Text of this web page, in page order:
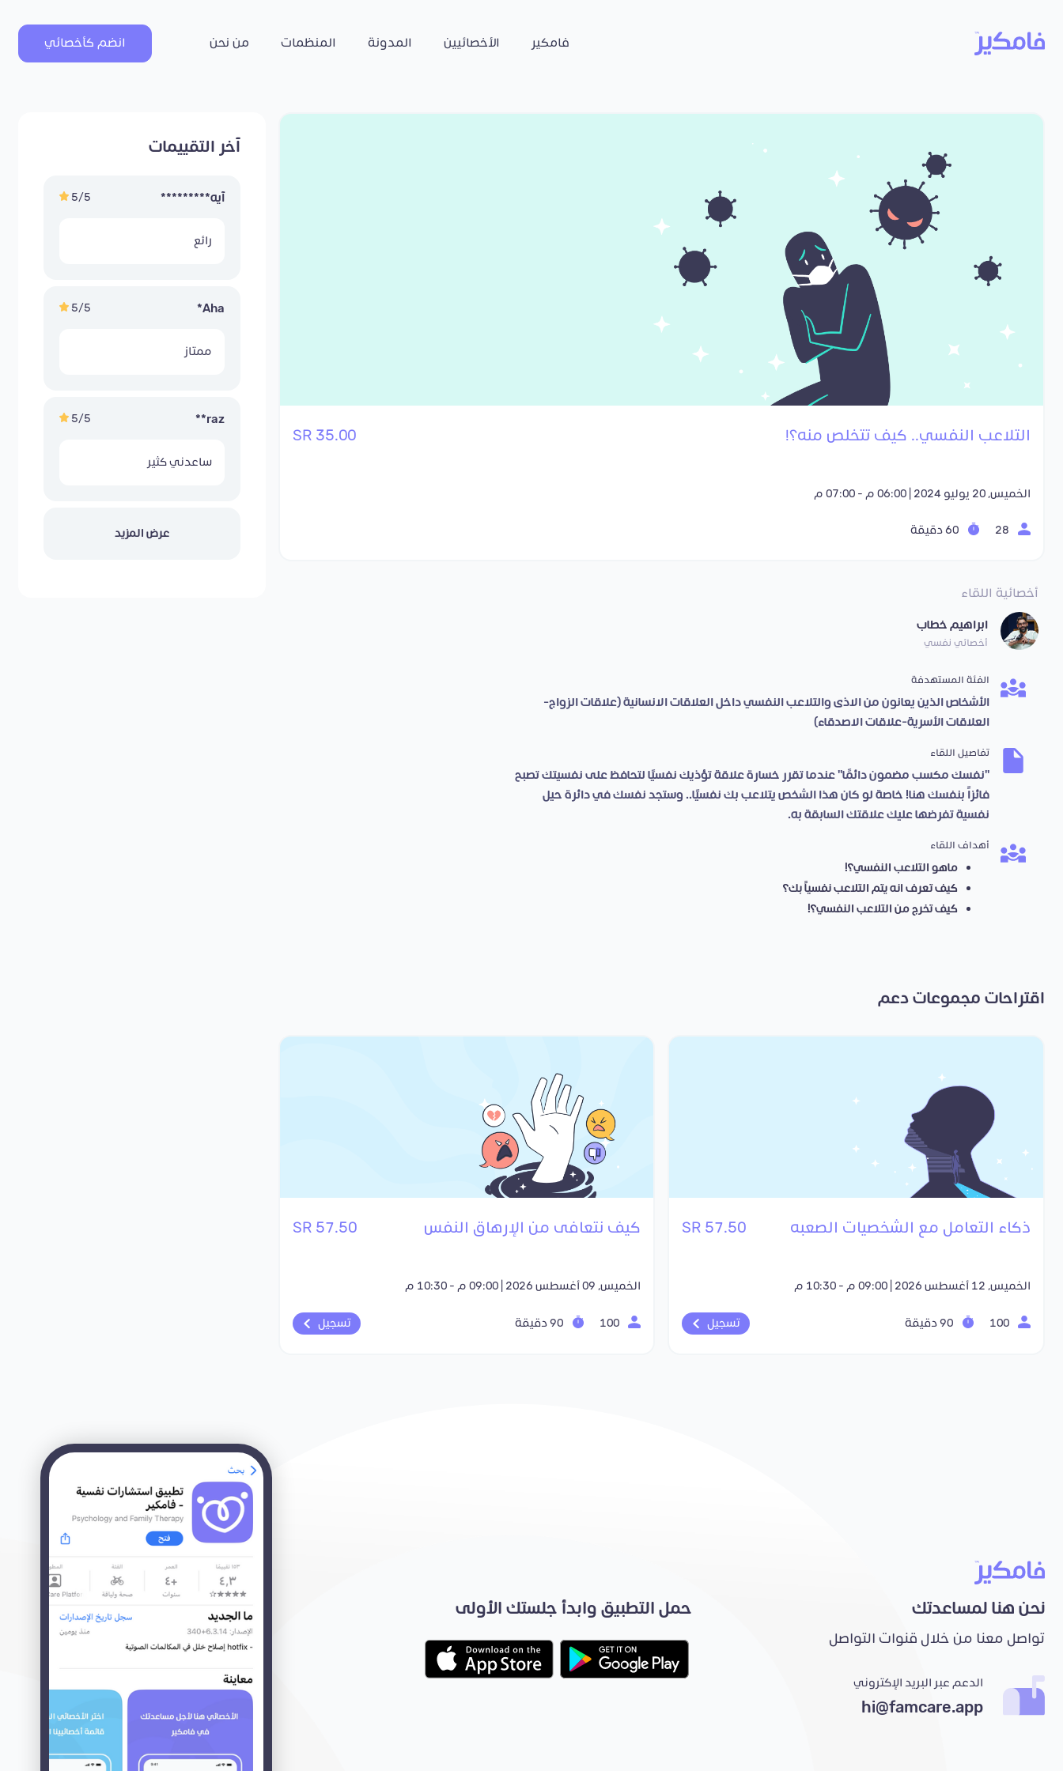
فامكير الأخصائيين المدونة المنظمات من نحن انضم كأخصائي
التلاعب النفسي.. كيف تتخلص منه؟! 35.00 SR
الخميس, 20 يوليو 2024 | 06:00 م - 07:00 م
أخصائية اللقاء
ابراهيم خطاب
أخصائي نفسي
الفئة المستهدفة
الأشخاص الذين يعانون من الاذى والتلاعب النفسي داخل العلاقات الانسانية (علاقات الزواج-
العلاقات الأسرية-علاقات الاصدقاء)
تفاصيل اللقاء
''نفسك مكسب مضمون دائمًا'' عندما تقرر خسارة علاقة تؤذيك نفسيًا لتحافظ على نفسيتك تصبح
فائزاً بنفسك هنا! خاصة لو كان هذا الشخص يتلاعب بك نفسيًا.. وستجد نفسك في دائرة حيل
نفسية تفرضها عليك علاقتك السابقة به.
أهداف اللقاء
ماهو التلاعب النفسي؟!
كيف تعرف انه يتم التلاعب نفسياً بك؟
كيف تخرج من التلاعب النفسي؟!
اقتراحات مجموعات دعم
ذكاء التعامل مع الشخصيات الصعبه 57.50 SR
الخميس, 12 أغسطس 2026 | 09:00 م - 10:30 م
تسجيل
كيف نتعافى من الإرهاق النفس 57.50 SR
الخميس, 09 أغسطس 2026 | 09:00 م - 10:30 م
تسجيل
آخر التقييمات
آيه********* 5/5
رائع
Aha*
5/5
ممتاز
raz**
5/5
ساعدني كثير
عرض المزيد
نحن هنا لمساعدتك
تواصل معنا من خلال قنوات التواصل
الدعم عبر البريد الإكتروني
hi@famcare.app
حمل التطبيق وابدأ جلستك الأولى